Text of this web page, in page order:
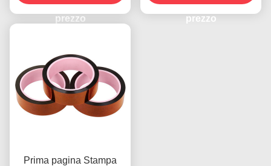
prezzo
2.5N/25mm
prezzo
Prima pagina Stampa